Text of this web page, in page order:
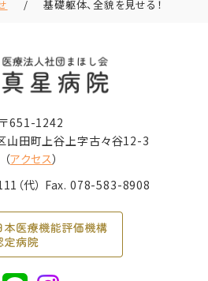
基礎躯体、全貌を見せる！
〒651-1242
山田町上谷上字古々谷12-3
（アクセス）
（代） Fax. 078-583-8908